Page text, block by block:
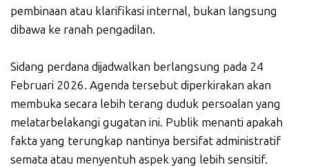
pembinaan atau klarifikasi internal, bukan langsung
dibawa ke ranah pengadilan.
Sidang perdana dijadwalkan berlangsung pada 24
Februari 2026. Agenda tersebut diperkirakan akan
membuka secara lebih terang duduk persoalan yang
melatarbelakangi gugatan ini. Publik menanti apakah
fakta yang terungkap nantinya bersifat administratif
semata atau menyentuh aspek yang lebih sensitif.